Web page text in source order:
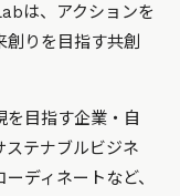
は、アクションを
りを目指す共創
を目指す企業・自
ステナブルビジネ
ディネートなど、